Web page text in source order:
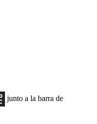
junto a la barra de